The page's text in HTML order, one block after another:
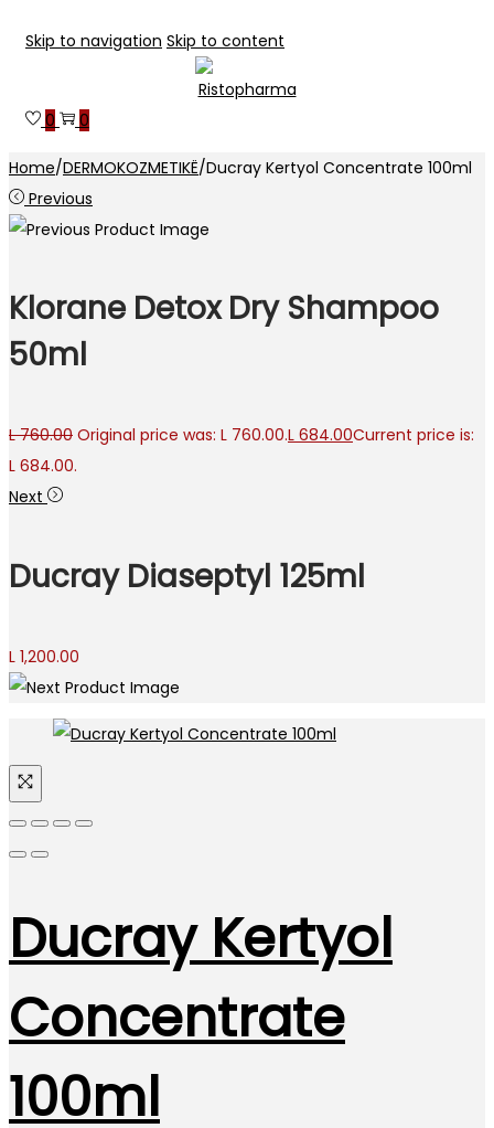
Skip to navigation Skip to content
0 0
Home/DERMOKOZMETIKË/Ducray Kertyol Concentrate 100ml
Previous
Klorane Detox Dry Shampoo
50ml
L760.00 Original price was: L 760.00.L 684.00Current price is:
L 684.00.
Next
Ducray Diaseptyl 125ml
L 1,200.00
Ducray Kertyol
Concentrate
100ml